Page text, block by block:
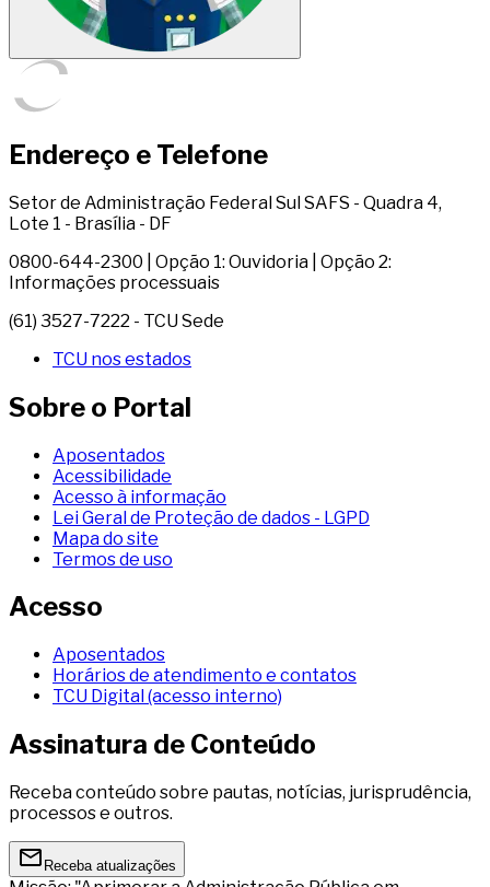
Endereço e Telefone
Setor de Administração Federal Sul SAFS - Quadra 4,
Lote 1 - Brasília - DF
0800-644-2300 | Opção 1: Ouvidoria | Opção 2:
Informações processuais
(61) 3527-7222 - TCU Sede
TCU nos estados
Sobre o Portal
Aposentados
Acessibilidade
Acesso à informação
Lei Geral de Proteção de dados - LGPD
Mapa do site
Termos de uso
Acesso
Aposentados
Horários de atendimento e contatos
TCU Digital (acesso interno)
Assinatura de Conteúdo
Receba conteúdo sobre pautas, notícias, jurisprudência,
processos e outros.
Receba atualizações